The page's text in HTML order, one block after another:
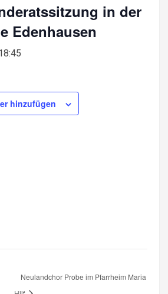
in der
Edenhausen
hinzufügen
Neulandchor Probe im Pfarrheim Maria